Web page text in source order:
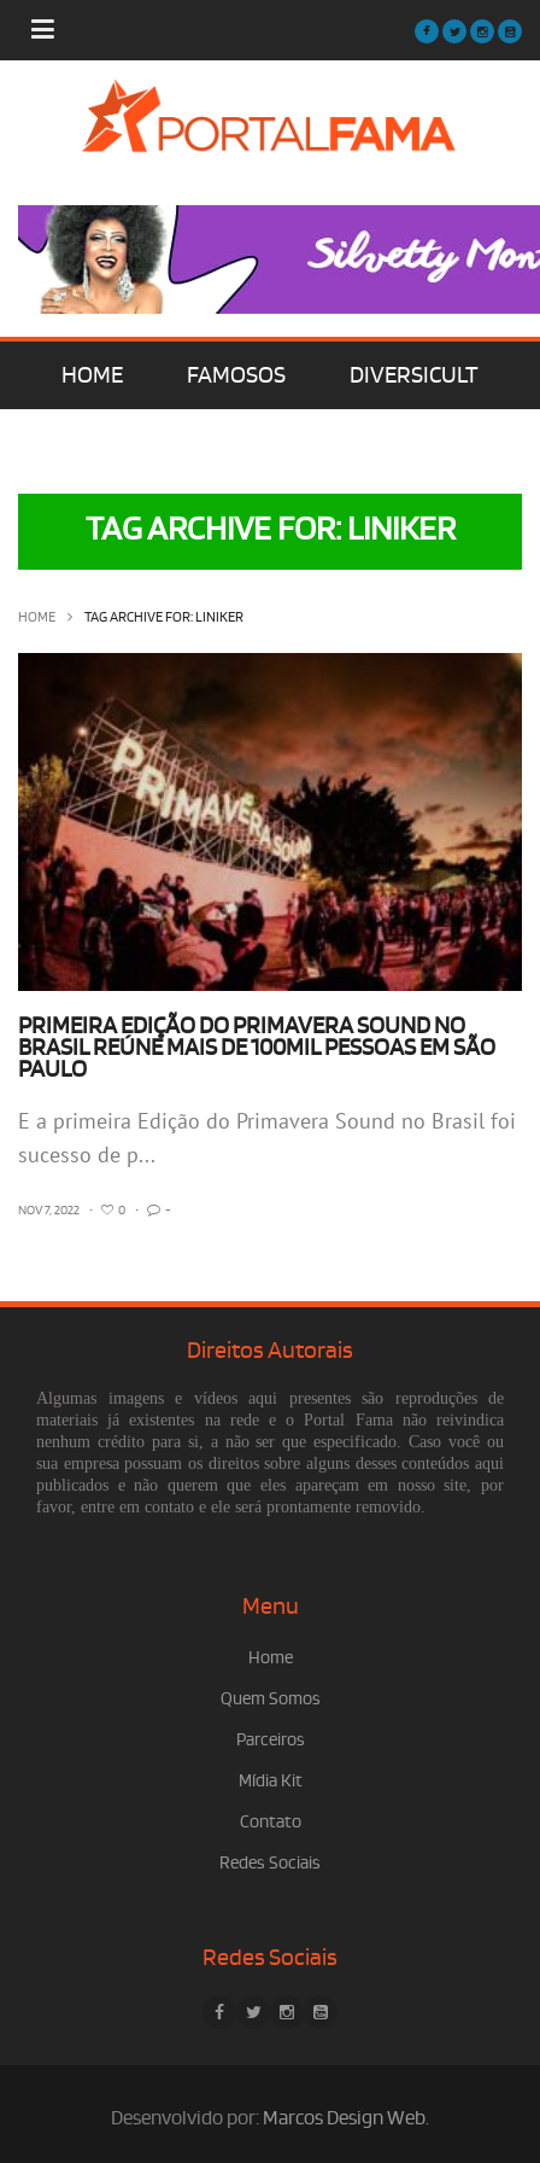
HOME FAMOSOS DIVERSICULT
OLHA ISSO! EU QUERO!
TAG ARCHIVE FOR: LINIKER
HOME TAG ARCHIVE FOR: LINIKER
PRIMEIRA EDIÇÃO DO PRIMAVERA SOUND NO
BRASIL REÚNE MAIS DE 100MIL PESSOAS EM SÃO
PAULO
E a primeira Edição do Primavera Sound no Brasil foi
sucesso de p...
NOV 7, 2022 • 0 • -
Direitos Autorais
Algumas imagens e vídeos aqui presentes são reproduções de
materiais já existentes na rede e o Portal Fama não reivindica
nenhum crédito para si, a não ser que especificado. Caso você ou
sua empresa possuam os direitos sobre alguns desses conteúdos aqui
publicados e não querem que eles apareçam em nosso site, por
favor, entre em contato e ele será prontamente removido.
Menu
Home
Quem Somos
Parceiros
Mídia Kit
Contato
Redes Sociais
Redes Sociais
Desenvolvido por: Marcos Design Web.